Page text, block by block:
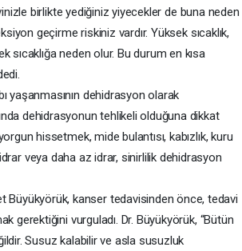
birlikte yediğiniz yiyecekler de buna neden
geçirme riskiniz vardır. Yüksek sıcaklık,
neden olur. Bu durum en kısa
yaşanmasının dehidrasyon olarak
dehidrasyonun tehlikeli olduğuna dikkat
hissetmek, mide bulantısı, kabızlık, kuru
idrar veya daha az idrar, sinirlilik dehidrasyon
Büyükyörük, kanser tedavisinden önce, tedavi
gerektiğini vurguladı. Dr. Büyükyörük, “Bütün
Susuz kalabilir ve asla susuzluk